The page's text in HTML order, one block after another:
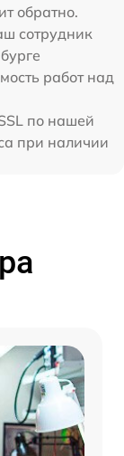
обратно.
сотрудник
работ над
по нашей
при наличии